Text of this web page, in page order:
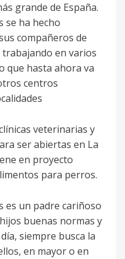
grande de España.
se ha hecho
compañeros de
en varios
que hasta ahora va
centros
veterinarias y
ser abiertas en La
en proyecto
para perros.
es un padre cariñoso
buenas normas y
siempre busca la
en mayor o en